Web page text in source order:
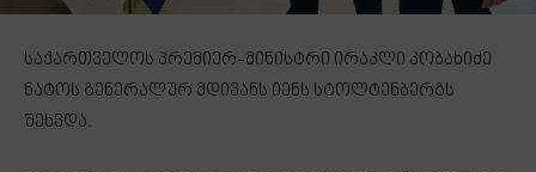
საქართველოს პრემიერ-მინისტრი ირაკლი კობახიძე
ნატოს გენერალურ მდივანს იენს სტოლტენბერგს
შეხვდა.